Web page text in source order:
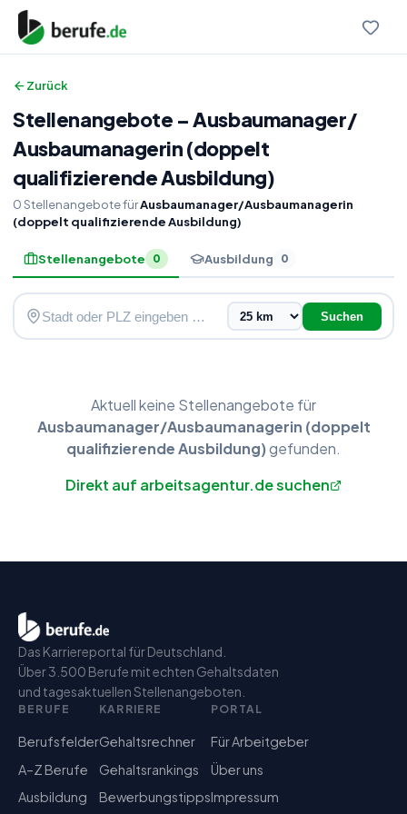
Zurück
Stellenangebote –Ausbaumanager/
Ausbaumanagerin (doppelt
qualifizierende Ausbildung)
0StellenangebotefürAusbaumanager/Ausbaumanagerin
(doppelt qualifizierende Ausbildung)
Stellenangebote 0 Ausbildung 0
Suchen
Aktuell keine Stellenangebote für
Ausbaumanager/Ausbaumanagerin (doppelt
qualifizierende Ausbildung)gefunden.
Direkt auf arbeitsagentur.de suchen
Das Karriereportal für Deutschland.
Über 3.500 Berufe mit echten Gehaltsdaten
und tagesaktuellen Stellenangeboten.
BERUFE
Berufsfelder
A–Z Berufe
Ausbildung
KARRIERE
Gehaltsrechner
Gehaltsrankings
Bewerbungstipps
PORTAL
Für Arbeitgeber
Über uns
Impressum